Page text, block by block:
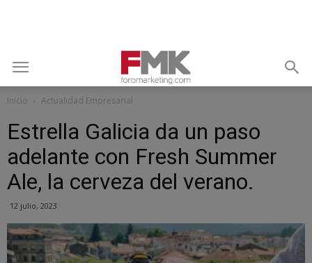
Inicio Actualidad Empresarial
Estrella Galicia da un paso
adelante con Fresh Summer
Ale, la cerveza del verano.
12 julio, 2023